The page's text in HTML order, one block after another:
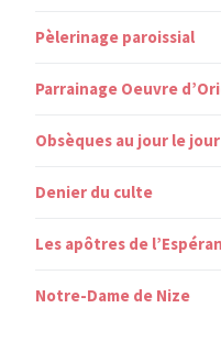
Pèlerinage paroissial
Parrainage Oeuvre
Obsèques au jour le jour
Denier du culte
Les apôtres de
Notre-Dame de Nize